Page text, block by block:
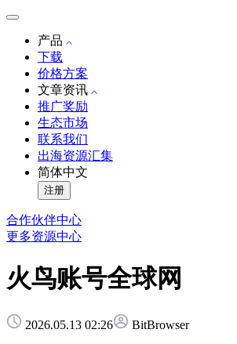
产品
下载
价格方案
文章资讯
推广奖励
生态市场
联系我们
出海资源汇集
简体中文
注册
合作伙伴中心
更多资源中心
火鸟账号全球网
2026.05.13 02:26 BitBrowser